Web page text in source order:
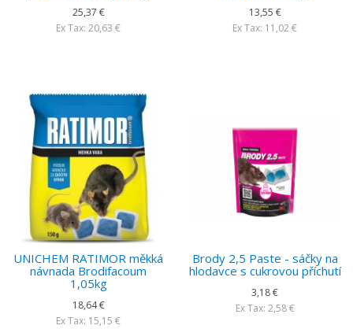
25,37 €
Ex Tax: 20,63 €
13,55 €
Ex Tax: 11,02 €
UNICHEM RATIMOR měkká
návnada Brodifacoum
1,05kg
18,64 €
Ex Tax: 15,15 €
Brody 2,5 Paste - sáčky na
hlodavce s cukrovou příchutí
3,18 €
Ex Tax: 2,58 €